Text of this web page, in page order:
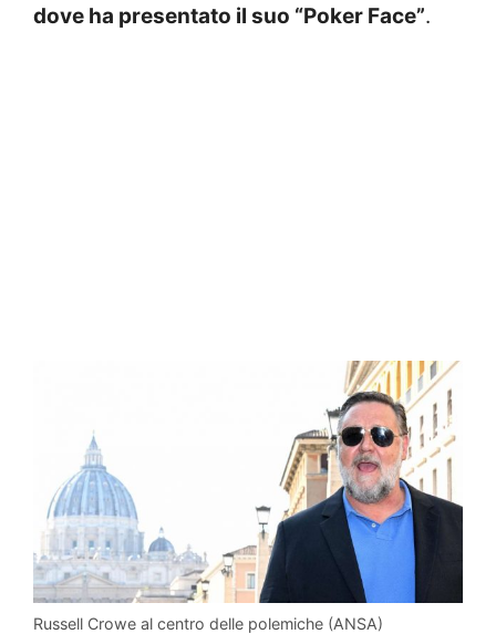
dove ha presentato il suo “Poker Face”.
Russell Crowe al centro delle polemiche (ANSA)